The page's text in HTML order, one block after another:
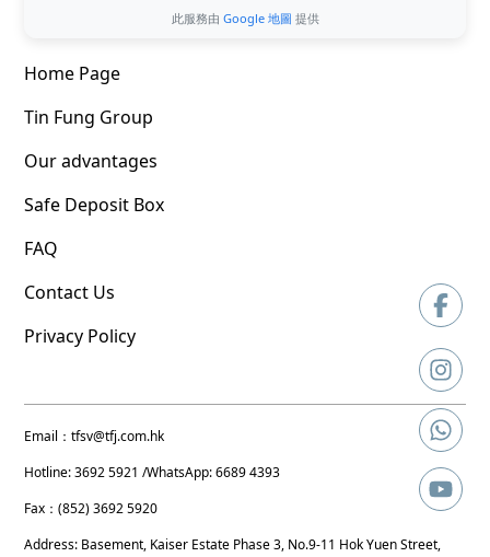
此服務由 Google 地圖 提供
Home Page
Tin Fung Group
Our advantages
Safe Deposit Box
FAQ
Contact Us
Privacy Policy
Email ：tfsv@tfj.com.hk
Hotline: 3692 5921/WhatsApp: 6689 4393
Fax：(852) 3692 5920
Address: Basement, Kaiser Estate Phase 3, No.9-11 Hok Yuen Street,